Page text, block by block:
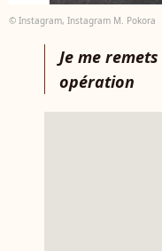
© Instagram, Instagram M. Pokora
Je me
opération